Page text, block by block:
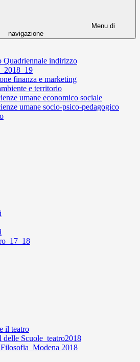
Menu di
navigazione
Quadriennale indirizzo
finanza e marketing
e territorio
umane economico sociale
umane socio-psico-pedagogico
il teatro
delle Scuole_teatro2018
2018